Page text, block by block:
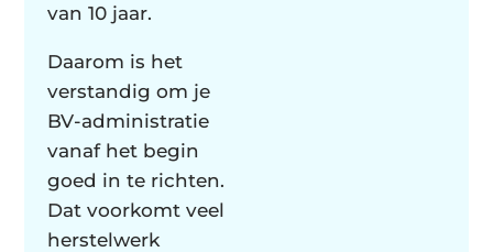
van 10 jaar.
Daarom is het
verstandig om je
BV-administratie
vanaf het begin
goed in te richten.
Dat voorkomt veel
herstelwerk